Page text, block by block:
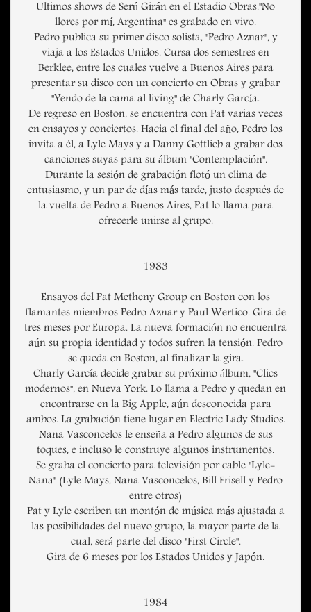
Ultimos shows de Serú Girán en el Estadio Obras."No
llores por mí, Argentina" es grabado en vivo.
Pedro publica su primer disco solista, "Pedro Aznar", y
viaja a los Estados Unidos. Cursa dos semestres en
Berklee, entre los cuales vuelve a Buenos Aires para
presentar su disco con un concierto en Obras y grabar
"Yendo de la cama al living" de Charly García.
De regreso en Boston, se encuentra con Pat varias veces
en ensayos y conciertos. Hacia el final del año, Pedro los
invita a él, a Lyle Mays y a Danny Gottlieb a grabar dos
canciones suyas para su álbum "Contemplación".
Durante la sesión de grabación flotó un clima de
entusiasmo, y un par de días más tarde, justo después de
la vuelta de Pedro a Buenos Aires, Pat lo llama para
ofrecerle unirse al grupo.
1983
Ensayos del Pat Metheny Group en Boston con los
flamantes miembros Pedro Aznar y Paul Wertico. Gira de
tres meses por Europa. La nueva formación no encuentra
aún su propia identidad y todos sufren la tensión. Pedro
se queda en Boston, al finalizar la gira.
Charly García decide grabar su próximo álbum, "Clics
modernos", en Nueva York. Lo llama a Pedro y quedan en
encontrarse en la Big Apple, aún desconocida para
ambos. La grabación tiene lugar en Electric Lady Studios.
Nana Vasconcelos le enseña a Pedro algunos de sus
toques, e incluso le construye algunos instrumentos.
Se graba el concierto para televisión por cable "Lyle-
Nana" (Lyle Mays, Nana Vasconcelos, Bill Frisell y Pedro
entre otros)
Pat y Lyle escriben un montón de música más ajustada a
las posibilidades del nuevo grupo, la mayor parte de la
cual, será parte del disco "First Circle".
Gira de 6 meses por los Estados Unidos y Japón.
1984